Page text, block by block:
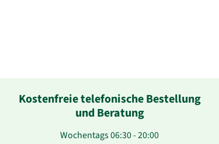
Kostenfreie telefonische Bestellung
und Beratung
Wochentags 06:30 - 20:00